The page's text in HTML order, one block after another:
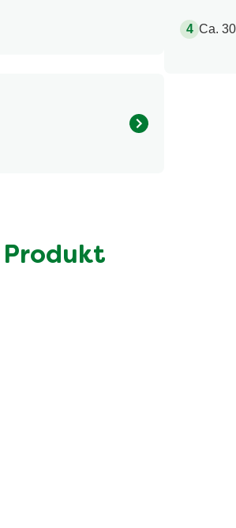
Ca.
Produkt